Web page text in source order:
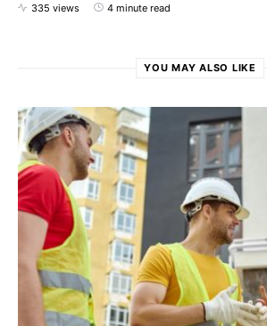
335 views 4 minute read
YOU MAY ALSO LIKE